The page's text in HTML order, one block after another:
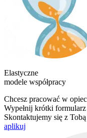
Elastyczne
modele współpracy
Chcesz pracować w
Wypełnij krótki
Skontaktujemy się z
aplikuj